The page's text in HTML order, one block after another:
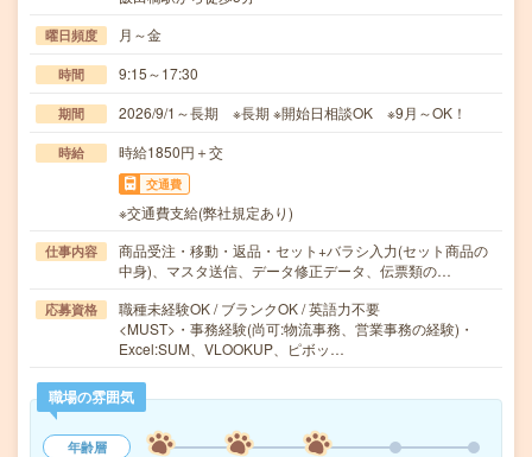
曜日頻度 月～金
時間 9:15～17:30
期間 2026/9/1～長期 ※長期 ※開始日相談OK ※9月～OK！
時給 時給1850円＋交
交通費
※交通費支給(弊社規定あり)
仕事内容
商品受注・移動・返品・セット+バラシ入力(セット商品の
中身)、マスタ送信、データ修正データ、伝票類の…
応募資格
職種未経験OK / ブランクOK / 英語力不要
<MUST>・事務経験(尚可:物流事務、営業事務の経験)・
Excel:SUM、VLOOKUP、ピボッ…
職場の雰囲気
年齢層